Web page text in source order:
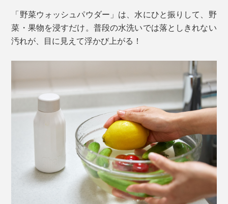
「野菜ウォッシュパウダー」は、水にひと振りして、野
菜・果物を浸すだけ。普段の水洗いでは落としきれない
汚れが、目に見えて浮かび上がる！